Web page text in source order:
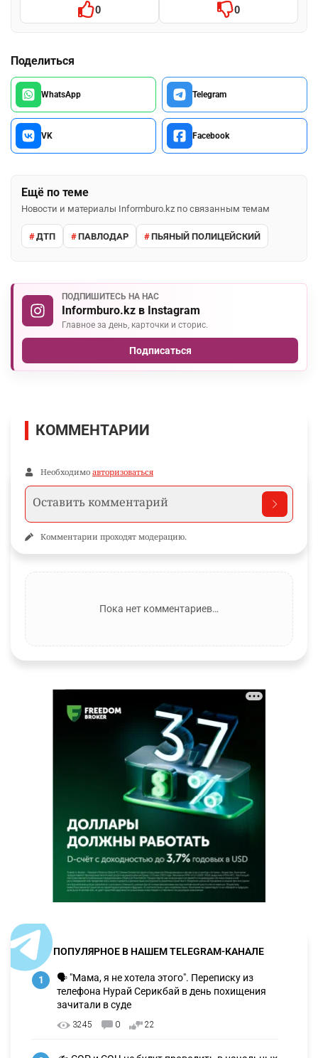
0 0
Поделиться
WhatsApp Telegram
VK Facebook
Ещё по теме
Новости и материалы Informburo.kz по связанным темам
ДТП ПАВЛОДАР ПЬЯНЫЙ ПОЛИЦЕЙСКИЙ
ПОДПИШИТЕСЬ НА НАС
Informburo.kz в Instagram
Главное за день, карточки и сторис.
Подписаться
КОММЕНТАРИИ
Необходимо авторизоваться
Комментарии проходят модерацию.
Пока нет комментариев…
ПОПУЛЯРНОЕ В НАШЕМ TELEGRAM-КАНАЛЕ
1
🗣 "Мама, я не хотела этого". Переписку из
телефона Нурай Серикбай в день похищения
зачитали в суде
3245 0 22